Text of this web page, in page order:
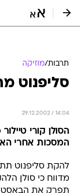
תרבות/מוזיקה
סליפנוט
29.12.2002 / 14:04
הסולן קורי
המסכות אחרי
להקת סליפנוט
מדווח כי סולן
תפרק את